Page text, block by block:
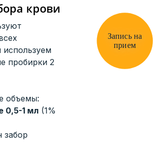
крови
пробирки 2
объемы:
0,5-1 мл (1%
забор
Запись на
прием